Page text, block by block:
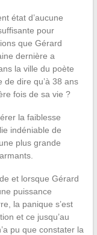
état d’aucune
pour
que Gérard
dernière a
la ville du poète
dire qu’à 38 ans
fois de sa vie ?
la faiblesse
indéniable de
plus grande
et lorsque Gérard
puissance
la panique s’est
et ce jusqu’au
pu que constater la